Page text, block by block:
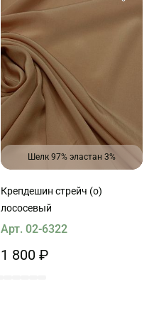
Шелк 97% эластан 3%
Крепдешин стрейч (о)
лососевый
Арт. 02-6322
1 800 ₽